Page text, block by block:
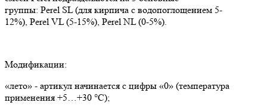
группы: Perel SL (для кирпича с водопоглощением 5-
12%), Perel VL (5-15%), Perel NL (0-5%).
Модификации:
«лето» - артикул начинается с цифры «0» (температура
применения +5…+30 °С);